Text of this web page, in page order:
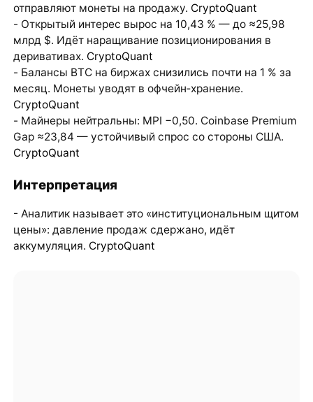
отправляют монеты на продажу. CryptoQuant
- Открытый интерес вырос на 10,43 % — до ≈25,98
млрд $. Идёт наращивание позиционирования в
деривативах. CryptoQuant
- Балансы BTC на биржах снизились почти на 1 % за
месяц. Монеты уводят в офчейн‑хранение.
CryptoQuant
- Майнеры нейтральны: MPI −0,50. Coinbase Premium
Gap ≈23,84 — устойчивый спрос со стороны США.
CryptoQuant
Интерпретация
- Аналитик называет это «институциональным щитом
цены»: давление продаж сдержано, идёт
аккумуляция. CryptoQuant